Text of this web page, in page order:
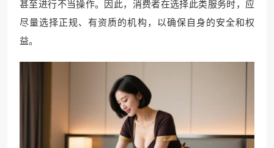
甚至进行不当操作。因此，消费者在选择此类服务时，应
尽量选择正规、有资质的机构，以确保自身的安全和权
益。